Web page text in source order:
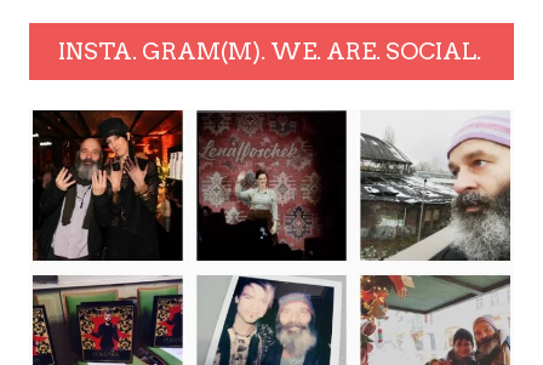
INSTA. GRAM(M). WE. ARE. SOCIAL.